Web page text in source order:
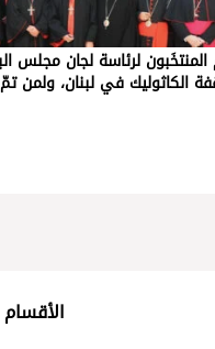
لرئاسة لجان مجلس
الكاثوليك في لبنان، ولمن
الأقسام